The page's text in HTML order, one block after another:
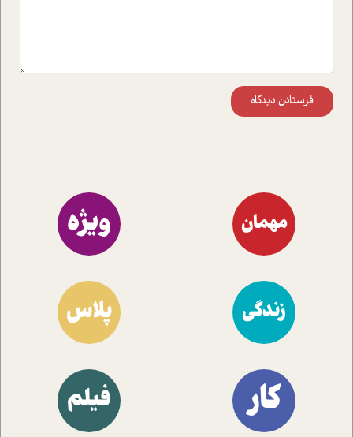
فرستادن دیدگاه
مهمان ویژه
زندگی پلاس
کار فیلم